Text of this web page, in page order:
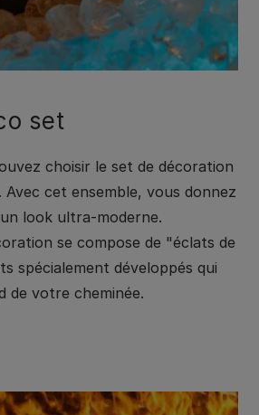
set
choisir le set de décoration
Avec cet ensemble, vous donnez
look ultra-moderne.
se compose de "éclats de
spécialement développés qui
de votre cheminée.